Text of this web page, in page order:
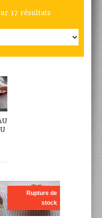
17 résultats
Rupture de
stock